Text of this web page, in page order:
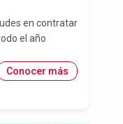
en contratar
el año
Conocer más